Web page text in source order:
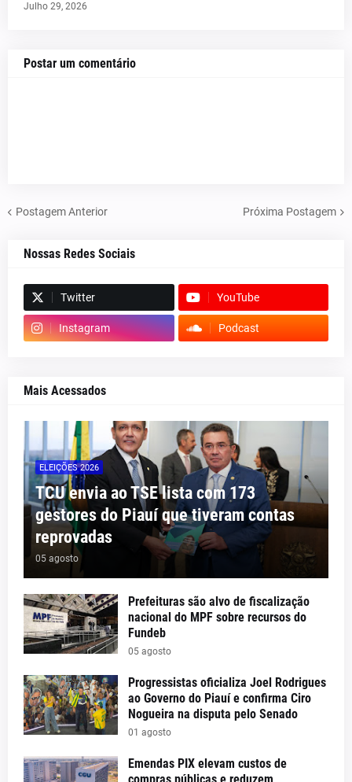
Julho 29, 2026
Postar um comentário
Postagem Anterior Próxima Postagem
Nossas Redes Sociais
Twitter YouTube
Instagram Podcast
Mais Acessados
ELEIÇÕES 2026
TCU envia ao TSE lista com 173
gestores do Piauí que tiveram contas
reprovadas
05 agosto
Prefeituras são alvo de fiscalização
nacional do MPF sobre recursos do
Fundeb
05 agosto
Progressistas oficializa Joel Rodrigues
ao Governo do Piauí e confirma Ciro
Nogueira na disputa pelo Senado
01 agosto
Emendas PIX elevam custos de